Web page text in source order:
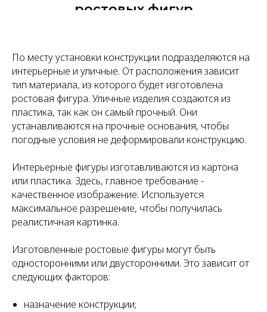
ростовых фигур
По месту установки конструкции подразделяются на
интерьерные и уличные. От расположения зависит
тип материала, из которого будет изготовлена
ростовая фигура. Уличные изделия создаются из
пластика, так как он самый прочный. Они
устанавливаются на прочные основания, чтобы
погодные условия не деформировали конструкцию.
Интерьерные фигуры изготавливаются из картона
или пластика. Здесь, главное требование -
качественное изображение. Используется
максимальное разрешение, чтобы получилась
реалистичная картинка.
Изготовленные ростовые фигуры могут быть
односторонними или двусторонними. Это зависит от
следующих факторов:
назначение конструкции;